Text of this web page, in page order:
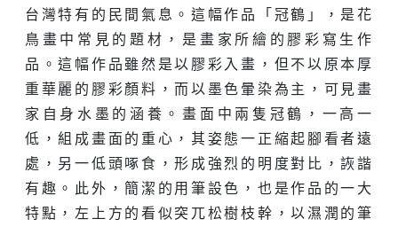
台灣特有的民間氣息。這幅作品「冠鶴」，是花
鳥畫中常見的題材，是畫家所繪的膠彩寫生作
品。這幅作品雖然是以膠彩入畫，但不以原本厚
重華麗的膠彩顏料，而以墨色暈染為主，可見畫
家自身水墨的涵養。畫面中兩隻冠鶴，一高一
低，組成畫面的重心，其姿態一正縮起腳看者遠
處，另一低頭啄食，形成強烈的明度對比，詼諧
有趣。此外，簡潔的用筆設色，也是作品的一大
特點，左上方的看似突兀松樹枝幹，以濕潤的筆